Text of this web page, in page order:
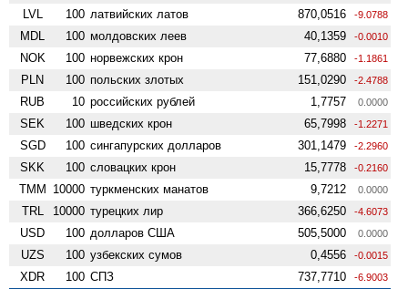
LVL 100 латвийских латов 870,0516 -9.0788
MDL 100 молдовских леев 40,1359 -0.0010
NOK 100 норвежских крон 77,6880 -1.1861
PLN 100 польских злотых 151,0290 -2.4788
RUB 10 российских рублей 1,7757 0.0000
SEK 100 шведских крон 65,7998 -1.2271
SGD 100 сингапурских долларов 301,1479 -2.2960
SKK 100 словацких крон 15,7778 -0.2160
TMM 10000 туркменских манатов 9,7212 0.0000
TRL 10000 турецких лир 366,6250 -4.6073
USD 100 долларов США 505,5000 0.0000
UZS 100 узбекских сумов 0,4556 -0.0015
XDR 100 СПЗ 737,7710 -6.9003